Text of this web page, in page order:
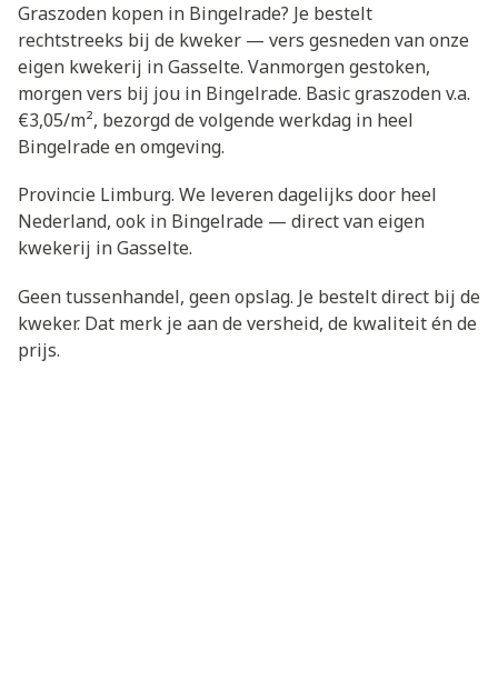
Graszoden kopen in Bingelrade? Je bestelt
rechtstreeks bij de kweker — vers gesneden van onze
eigen kwekerij in Gasselte. Vanmorgen gestoken,
morgen vers bij jou in Bingelrade. Basic graszoden v.a.
€3,05/m², bezorgd de volgende werkdag in heel
Bingelrade en omgeving.
Provincie Limburg. We leveren dagelijks door heel
Nederland, ook in Bingelrade — direct van eigen
kwekerij in Gasselte.
Geen tussenhandel, geen opslag. Je bestelt direct bij de
kweker. Dat merk je aan de versheid, de kwaliteit én de
prijs.